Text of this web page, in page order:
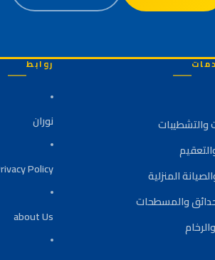
والتشطيبات
المنزلية
والمسطحات
روابط
نوران
Policy
about Us